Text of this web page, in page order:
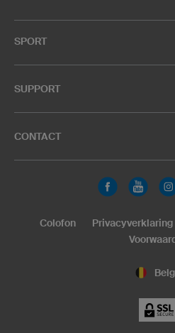
SPORT
SUPPORT
CONTACT
Colofon Privacyverklaring